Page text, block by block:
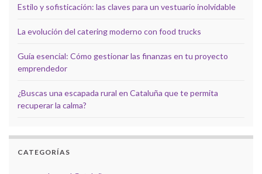
Estilo y sofisticación: las claves para un vestuario inolvidable
La evolución del catering moderno con food trucks
Guía esencial: Cómo gestionar las finanzas en tu proyecto
emprendedor
¿Buscas una escapada rural en Cataluña que te permita
recuperar la calma?
CATEGORÍAS